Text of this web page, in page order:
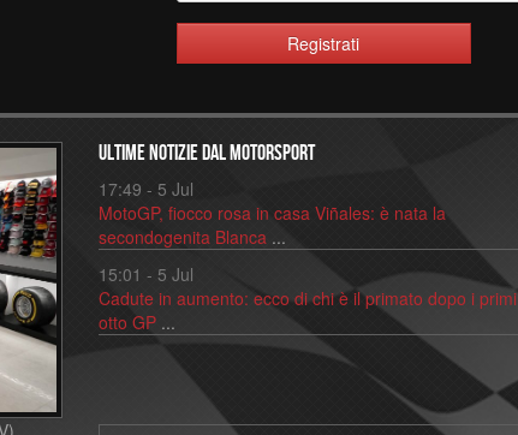
Registrati
ULTIME NOTIZIE dal motorsport
17:49 - 5 Jul
MotoGP, fiocco rosa in casa Viñales: è nata la
secondogenita Blanca ...
15:01 - 5 Jul
Cadute in aumento: ecco di chi è il primato dopo i primi
otto GP ...